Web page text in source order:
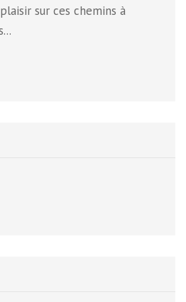
sur ces chemins à